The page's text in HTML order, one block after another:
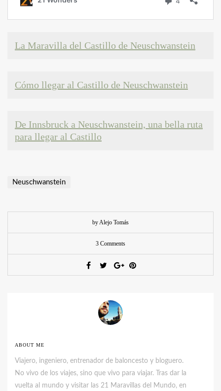
La Maravilla del Castillo de Neuschwanstein
Cómo llegar al Castillo de Neuschwanstein
De Innsbruck a Neuschwanstein, una bella ruta
para llegar al Castillo
Neuschwanstein
by Alejo Tomás
3 Comments
ABOUT ME
Viajero, ingeniero, entrenador de baloncesto y bloguero.
No vivo de los viajes, sino que vivo para viajar. Tras dar la
vuelta al mundo y visitar las 21 Maravillas del Mundo, en